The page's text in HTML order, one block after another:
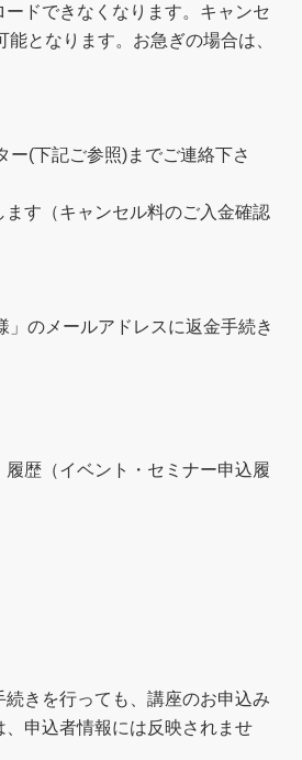
ドできなくなります。キャンセ
となります。お急ぎの場合は、
ー(下記ご参照)までご連絡下さ
す（キャンセル料のご入金確認
のメールアドレスに返金手続き
歴（イベント・セミナー申込履
きを行っても、講座のお申込み
申込者情報には反映されませ